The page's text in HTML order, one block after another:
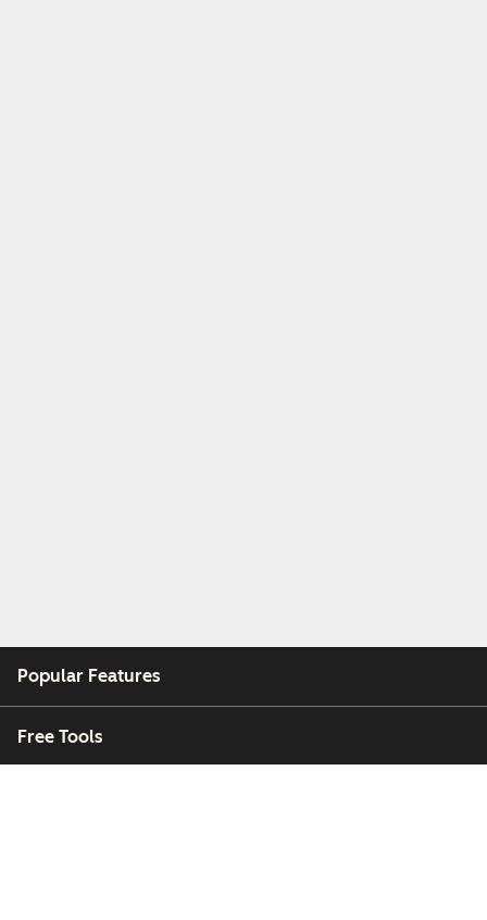
Popular Features
Free Tools